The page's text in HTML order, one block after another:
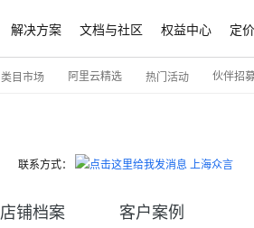
解决方案 文档与社区 权益中心 定价
类目市场 阿里云精选 热门活动 伙伴招
联系方式： 上海众言
店铺档案 客户案例